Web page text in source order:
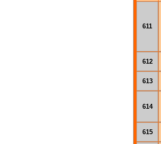
611
612
613
614
615